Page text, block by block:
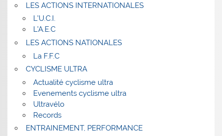
LES ACTIONS INTERNATIONALES
L’U.C.I.
L’A.E.C
LES ACTIONS NATIONALES
La F.F.C
CYCLISME ULTRA
Actualité cyclisme ultra
Evenements cyclisme ultra
Ultravélo
Records
ENTRAINEMENT, PERFORMANCE